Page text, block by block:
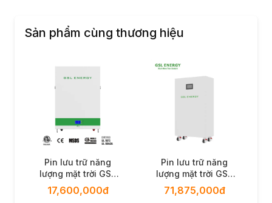
Sản phẩm cùng thương hiệu
Pin lưu trữ năng
lượng mặt trời GSL
Energy GSL051100A-
B-GBP2
17,600,000đ
Pin lưu trữ năng
lượng mặt trời GSL
Energy GSL-W-20K
71,875,000đ